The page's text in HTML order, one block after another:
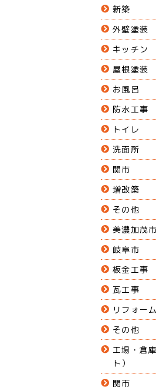
新築
外壁塗装
キッチン
屋根塗装
お風呂
防水工事
トイレ
洗面所
関市
増改築
その他
美濃加茂市
岐阜市
板金工事
瓦工事
リフォーム
その他
工場・倉
ト）
関市